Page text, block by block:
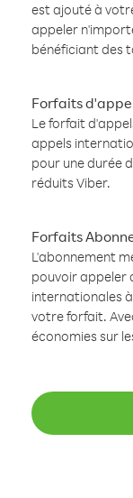
est ajouté à
appeler
bénéficiant des
Forfaits
Le forfait
appels
pour une durée
réduits Viber.
Forfaits
L'abonnement
pouvoir appeler
internationales
votre forfait.
économies sur